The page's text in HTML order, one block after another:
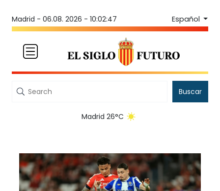
Madrid - 06.08. 2026 - 10:02:47 Español
Buscar
Madrid 26°C